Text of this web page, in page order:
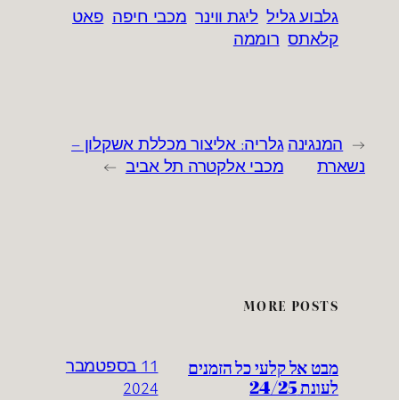
גלבוע גליל ליגת ווינר מכבי חיפה פאט
קלאתס רוממה
← המנגינה
נשארת
גלריה: אליצור מכללת אשקלון –
מכבי אלקטרה תל אביב →
MORE POSTS
מבט אל קלעי כל הזמנים
לעונת 24/25
11 בספטמבר
2024